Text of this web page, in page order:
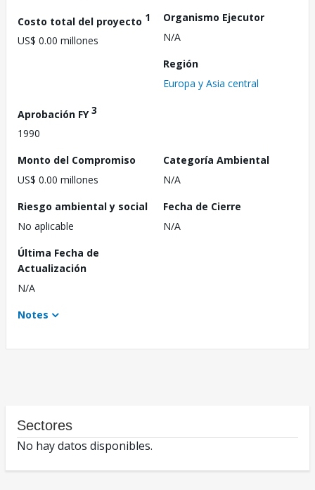
Costo total del proyecto 1
US$ 0.00 millones
Organismo Ejecutor
N/A
Región
Europa y Asia central
Aprobación FY3
1990
Monto del Compromiso
US$ 0.00 millones
Categoría Ambiental
N/A
Riesgo ambiental y social
No aplicable
Fecha de Cierre
N/A
Última Fecha de
Actualización
N/A
Notes
Sectores
No hay datos disponibles.